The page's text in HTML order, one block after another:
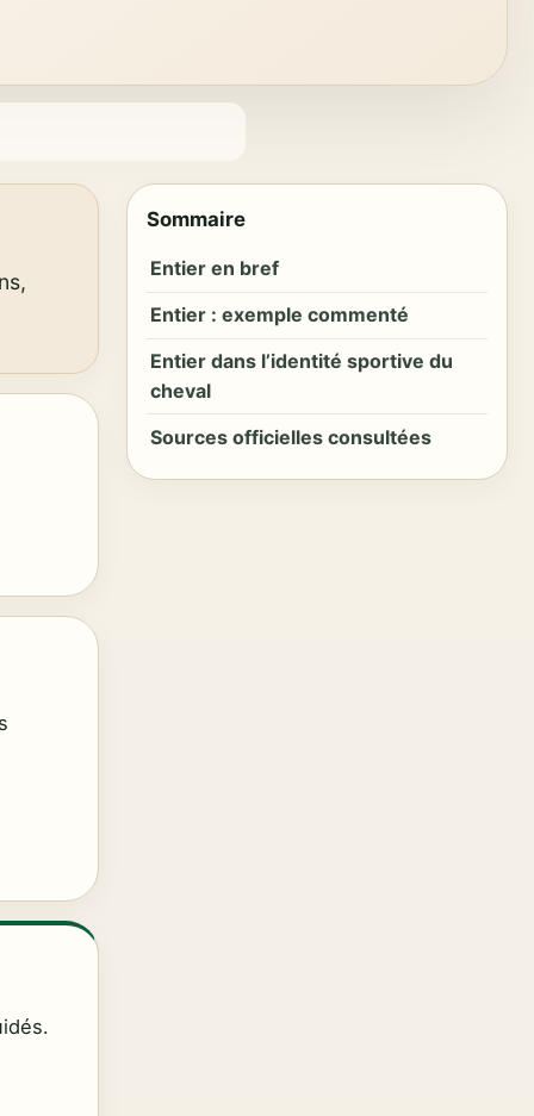
Sommaire
Entier en bref
Entier : exemple commenté
Entier dans l’identité sportive du
cheval
Sources officielles consultées